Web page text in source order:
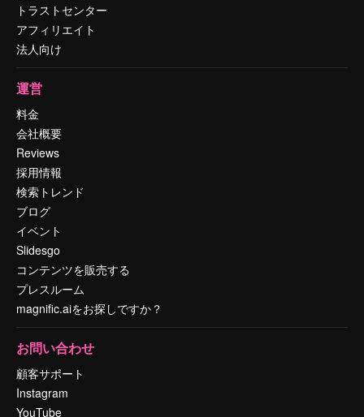
トラストセンター
アフィリエイト
法人向け
運営
料金
会社概要
Reviews
採用情報
検索トレンド
ブログ
イベント
Slidesgo
コンテンツを販売する
プレスルーム
magnific.aiをお探しですか？
お問い合わせ
顧客サポート
Instagram
YouTube